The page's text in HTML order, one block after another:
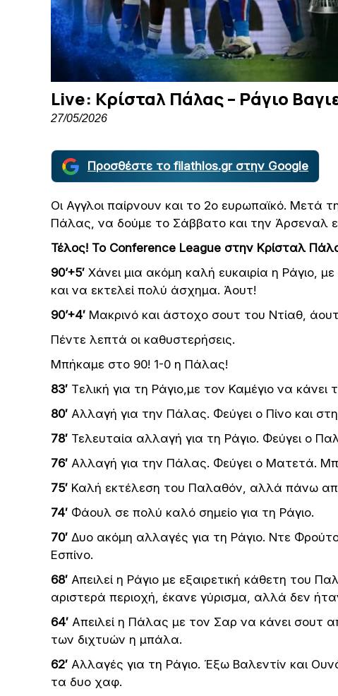
Live: Κρίσταλ Πάλας – Ράγιο
27/05/2026
Προσθέστε το filathlos.gr στην Google
Οι Αγγλοι παίρνουν και το 2ο ευρωπαϊκό. Μετά
Πάλας, να δούμε το Σάββατο και την Άρσεναλ
Τέλος! Το Conference League στην Κρίσταλ
90’+5′ Χάνει μια ακόμη καλή ευκαιρία η Ράγιο,
και να εκτελεί πολύ άσχημα. Άουτ!
90’+4′ Μακρινό και άστοχο σουτ του Ντίαθ,
Πέντε λεπτά οι καθυστερήσεις.
Μπήκαμε στο 90! 1-0 η Πάλας!
83′ Tελική για τη Ράγιο,με τον Καμέγιο να
80′ Αλλαγή για την Πάλας. Φεύγει ο Πίνο και
78′ Τελευταία αλλαγή για τη Ράγιο. Φεύγει ο
76′ Αλλαγή για την Πάλας. Φεύγει ο Ματετά.
75′ Καλή εκτέλεση του Παλαθόν, αλλά πάνω
74′ Φάουλ σε πολύ καλό σημείο για τη Ράγιο.
70′ Δυο ακόμη αλλαγές για τη Ράγιο. Ντε
Εσπίνο.
68′ Απειλεί η Ράγιο με εξαιρετική κάθετη του
αριστερά περιοχή, έκανε γύρισμα, αλλά δεν
64′ Aπειλεί η Πάλας με τον Σαρ να κάνει σουτ
των διχτυών η μπάλα.
62′ Aλλαγές για τη Ράγιο. Έξω Βαλεντίν και
τα δυο χαφ.